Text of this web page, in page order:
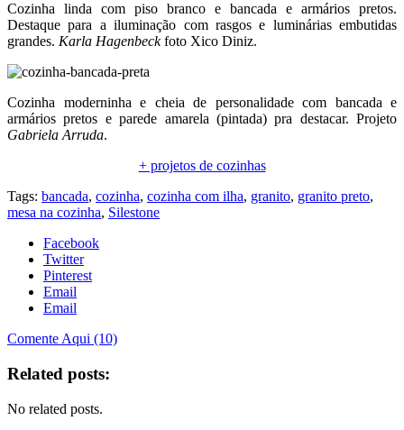
Cozinha linda com piso branco e bancada e armários pretos.
Destaque para a iluminação com rasgos e luminárias embutidas
grandes. Karla Hagenbeckfoto Xico Diniz.
Cozinha moderninha e cheia de personalidade com bancada e
armários pretos e parede amarela (pintada) pra destacar. Projeto
Gabriela Arruda.
+ projetos de cozinhas
Tags: bancada, cozinha, cozinha com ilha, granito, granito preto,
mesa na cozinha, Silestone
Facebook
Twitter
Pinterest
Email
Email
Comente Aqui (10)
Related posts:
No related posts.